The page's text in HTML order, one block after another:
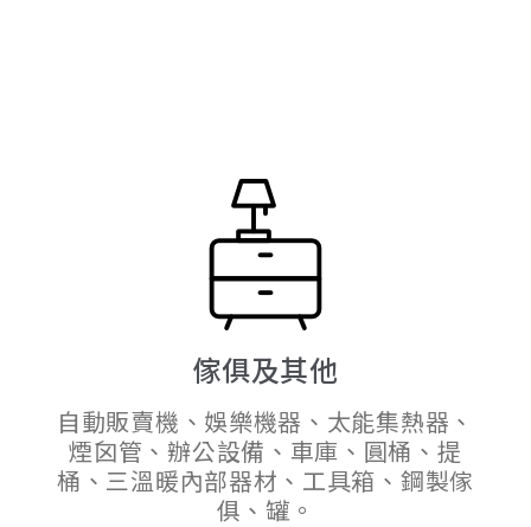
傢俱及其他
自動販賣機、娛樂機器、太能集熱器、
煙囟管、辦公設備、車庫、圓桶、提
桶、三溫暖內部器材、工具箱、鋼製傢
俱、罐。